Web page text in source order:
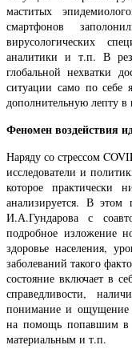
маститых
смартфонов
вирусологических
аналитики и т.п. В
глобальной нехватки
ситуации само по себе
дополнительную лепту в
Феномен воздействия
Наряду со стрессом
исследователи и
которое практически
анализируется. В этом
И.А.Гундарова с
подробное изложение
здоровье населения,
заболеваний такого
состояние включает в
справедливости,
понимание и ощущение
на помощь попавшим в
материальным и т.п.